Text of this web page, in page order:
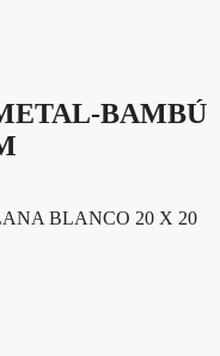
BAMBÚ